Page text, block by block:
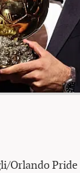
Orlando Pride